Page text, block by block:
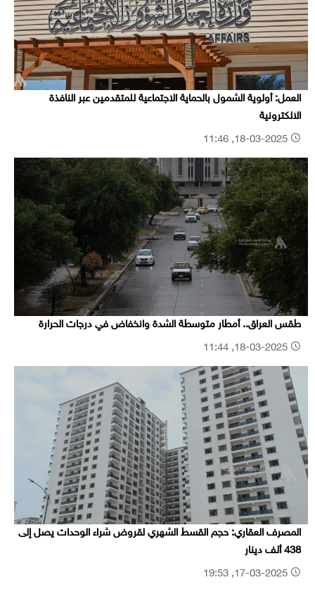
العمل: أولوية الشمول بالحماية الاجتماعية للمتقدمين عبر النافذة
الالكترونية
طقس العراق.. أمطار متوسطة الشدة وانخفاض في درجات الحرارة
المصرف العقاري: حجم القسط الشهري لقروض شراء الوحدات يصل إلى
438 ألف دينار